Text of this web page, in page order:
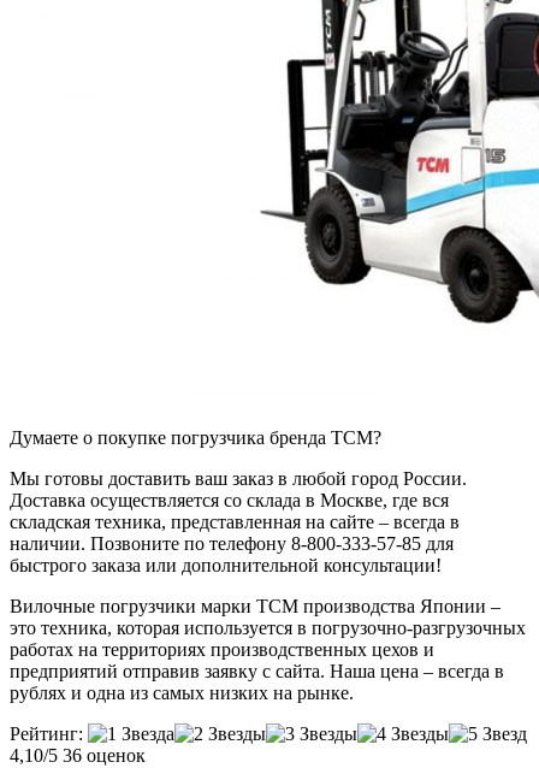
Думаете о покупке погрузчика бренда TCM?
Мы готовы доставить ваш заказ в любой город России.
Доставка осуществляется со склада в Москве, где вся
складская техника, представленная на сайте – всегда в
наличии. Позвоните по телефону 8-800-333-57-85 для
быстрого заказа или дополнительной консультации!
Вилочные погрузчики марки TCM производства Японии –
это техника, которая используется в погрузочно-разгрузочных
работах на территориях производственных цехов и
предприятий отправив заявку с сайта. Наша цена – всегда в
рублях и одна из самых низких на рынке.
Рейтинг:
4,10/5 36 оценок